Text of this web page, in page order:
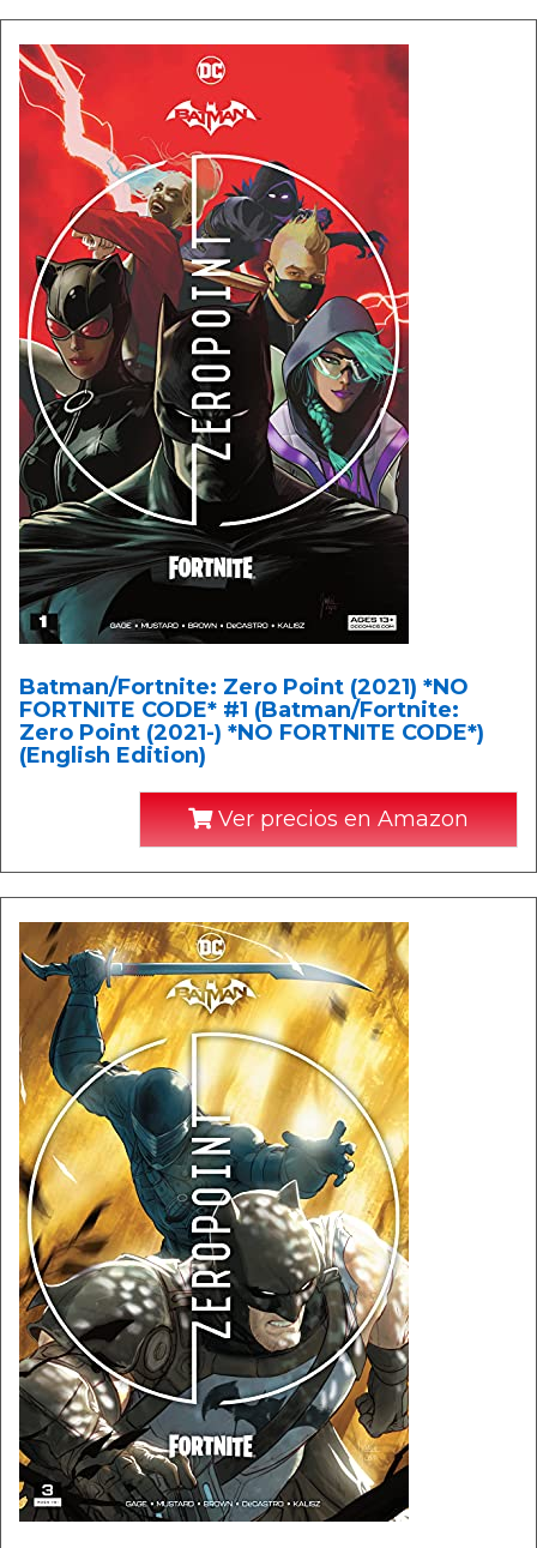
Batman/Fortnite: Zero Point (2021) *NO
FORTNITE CODE* #1 (Batman/Fortnite:
Zero Point (2021-) *NO FORTNITE CODE*)
(English Edition)
Ver precios en Amazon